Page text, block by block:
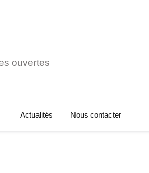
ouvertes
Actualités Nous contacter